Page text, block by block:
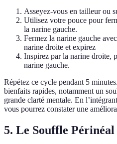
Asseyez-vous en tailleur ou
Utilisez votre pouce pour
la narine gauche.
Fermez la narine gauche
narine droite et expirez
Inspirez par la narine droite,
narine gauche.
Répétez ce cycle pendant 5
bienfaits rapides, notamment un
grande clarté mentale. En
vous pourrez constater une
5. Le Souffle Périnéal